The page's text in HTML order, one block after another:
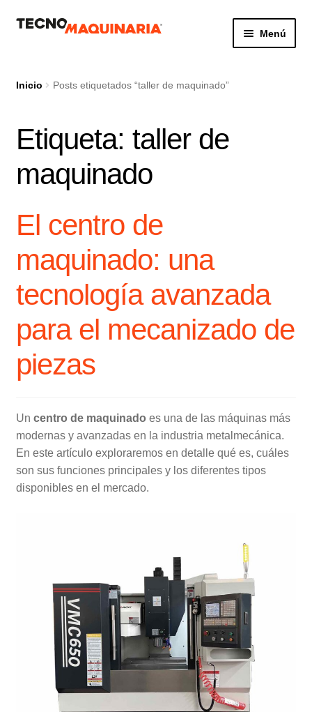
IrIr
Menú
Productos
Nosotros
Inicio Posts etiquetados “taller de maquinado”
Etiqueta: taller de
maquinado
El centro de
maquinado: una
tecnología avanzada
para el mecanizado de
piezas
Un centro de maquinado es una de las máquinas más
modernas y avanzadas en la industria metalmecánica.
En este artículo exploraremos en detalle qué es, cuáles
son sus funciones principales y los diferentes tipos
disponibles en el mercado.